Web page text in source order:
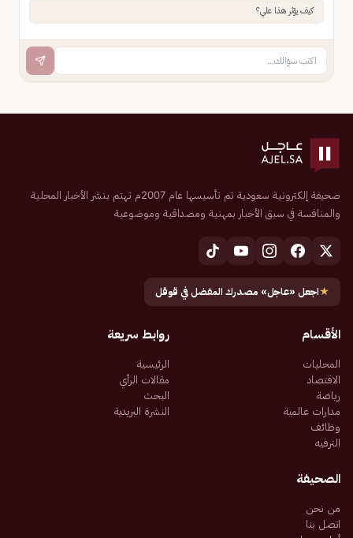
كيف يؤثر هذا علي؟
صحيفة إلكترونية سعودية تم تأسيسها عام 2007م تهتم بنشر الأخبار المحلية
والمنافسة في سبق الأخبار بمهنية ومصداقية وموضوعية
★اجعل «عاجل» مصدرك المفضل في قوقل
الأقسام
المحليات
الاقتصاد
رياضة
مدارات عالمية
وظائف
الترفيه
روابط سريعة
الرئيسية
مقالات الرأي
البحث
النشرة البريدية
الصحيفة
من نحن
اتصل بنا